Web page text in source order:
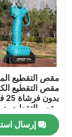
المنزل
مقص التقطيع
مقص التقطيع
مقص التقطيع
إرسال